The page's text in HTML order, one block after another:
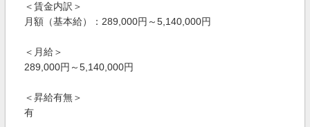
＜賃金内訳＞
月額（基本給）：289,000円～5,140,000円
＜月給＞
289,000円～5,140,000円
＜昇給有無＞
有